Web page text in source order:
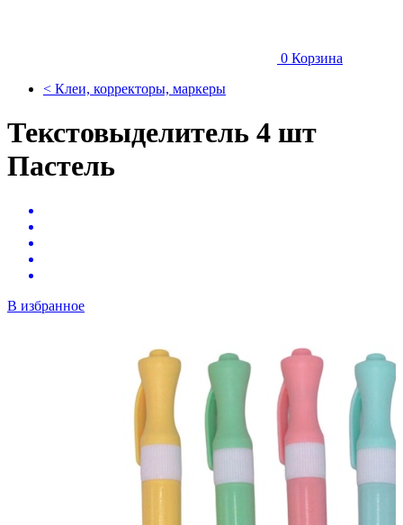
0 Корзина
< Клеи, корректоры, маркеры
Текстовыделитель 4 шт
Пастель
В избранное